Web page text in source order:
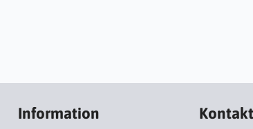
Information Kontakt